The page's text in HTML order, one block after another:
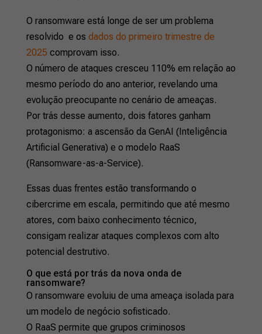
O ransomware está longe de ser um problema
resolvido e os dados do primeiro trimestre de
2025 comprovam isso.
O número de ataques cresceu 110% em relação ao
mesmo período do ano anterior, revelando uma
evolução preocupante no cenário de ameaças.
Por trás desse aumento, dois fatores ganham
protagonismo: a ascensão da GenAI (Inteligência
Artificial Generativa) e o modelo RaaS
(Ransomware-as-a-Service).
Essas duas frentes estão transformando o
cibercrime em escala, permitindo que até mesmo
atores, com baixo conhecimento técnico,
consigam realizar ataques complexos com alto
potencial destrutivo.
O que está por trás da nova onda de
ransomware?
O ransomware evoluiu de uma ameaça isolada para
um modelo de negócio sofisticado.
O RaaS permite que grupos criminosos